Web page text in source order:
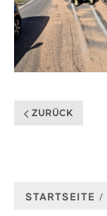
ZURÜCK
STARTSEITE